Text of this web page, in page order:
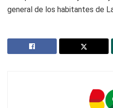
general de los habitantes de